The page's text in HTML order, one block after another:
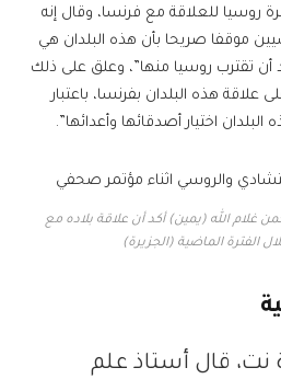
للعلاقة مع فرنسا، وقال إنه
موقفا صريحا بأن هذه البلدان هي
أن تقترب روسيا منها”، وعلق على ذلك
هذه البلدان بفرنسا، باعتبار
اختيار أصدقائها وأعدائها”.
غلام الله (يمين) أكد أن علاقة بلاده مع
الفترة الماضية (الجزيرة)
نت، قال أستاذ علم